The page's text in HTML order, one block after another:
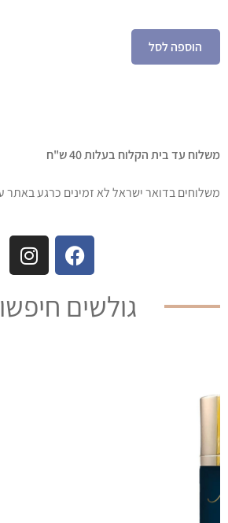
הוספה לסל
משלוח עד בית הקלוח בעלות 40 ש"ח
משלוחים בדואר ישראל לא זמינים כרגע באתר
גולשים